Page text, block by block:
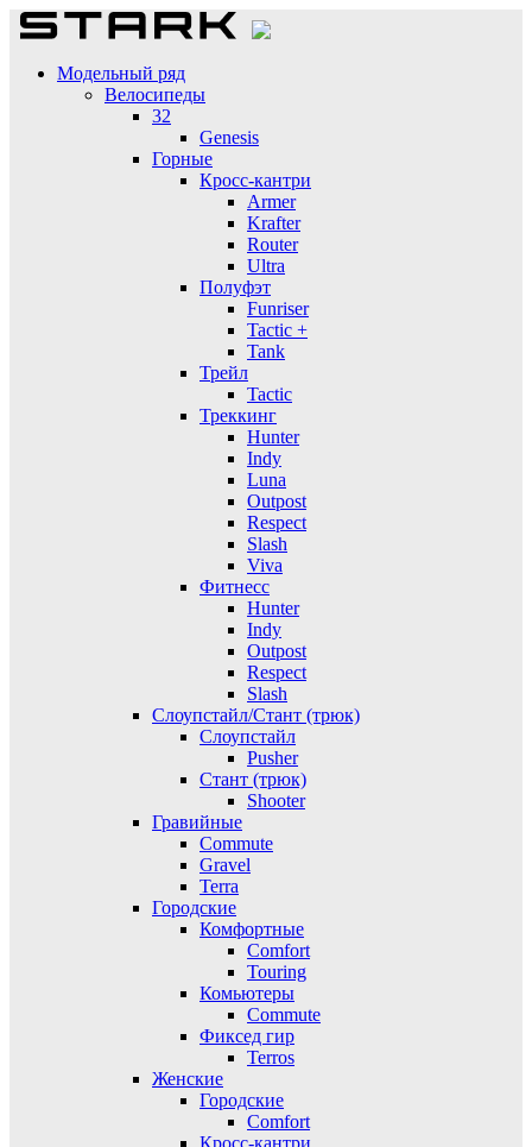
Модельный ряд
Велосипеды
32
Genesis
Горные
Кросс-кантри
Armer
Krafter
Router
Ultra
Полуфэт
Funriser
Tactic +
Tank
Трейл
Tactic
Треккинг
Hunter
Indy
Luna
Outpost
Respect
Slash
Viva
Фитнесс
Hunter
Indy
Outpost
Respect
Slash
Слоупстайл/Стант (трюк)
Слоупстайл
Pusher
Стант (трюк)
Shooter
Гравийные
Commute
Gravel
Terra
Городские
Комфортные
Comfort
Touring
Комьютеры
Commute
Фиксед гир
Terros
Женские
Городские
Comfort
Кросс-кантри